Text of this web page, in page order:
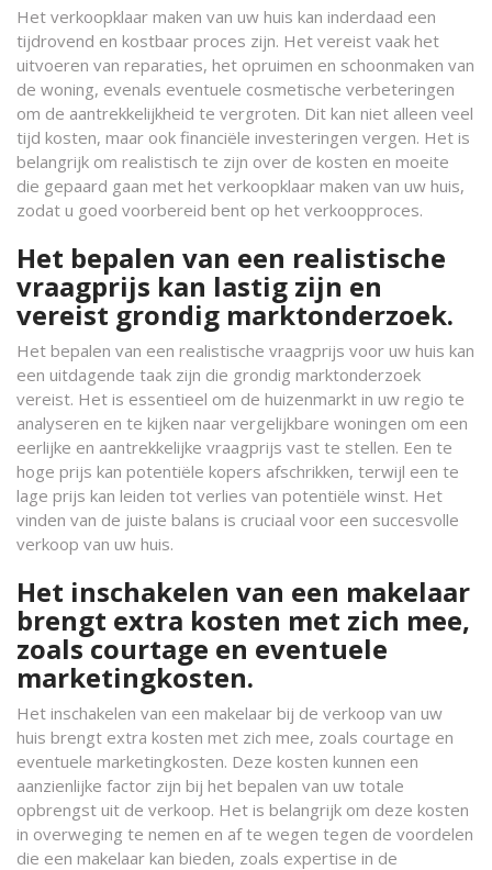
Het verkoopklaar maken van uw huis kan inderdaad een
tijdrovend en kostbaar proces zijn. Het vereist vaak het
uitvoeren van reparaties, het opruimen en schoonmaken van
de woning, evenals eventuele cosmetische verbeteringen
om de aantrekkelijkheid te vergroten. Dit kan niet alleen veel
tijd kosten, maar ook financiële investeringen vergen. Het is
belangrijk om realistisch te zijn over de kosten en moeite
die gepaard gaan met het verkoopklaar maken van uw huis,
zodat u goed voorbereid bent op het verkoopproces.
Het bepalen van een realistische
vraagprijs kan lastig zijn en
vereist grondig marktonderzoek.
Het bepalen van een realistische vraagprijs voor uw huis kan
een uitdagende taak zijn die grondig marktonderzoek
vereist. Het is essentieel om de huizenmarkt in uw regio te
analyseren en te kijken naar vergelijkbare woningen om een
eerlijke en aantrekkelijke vraagprijs vast te stellen. Een te
hoge prijs kan potentiële kopers afschrikken, terwijl een te
lage prijs kan leiden tot verlies van potentiële winst. Het
vinden van de juiste balans is cruciaal voor een succesvolle
verkoop van uw huis.
Het inschakelen van een makelaar
brengt extra kosten met zich mee,
zoals courtage en eventuele
marketingkosten.
Het inschakelen van een makelaar bij de verkoop van uw
huis brengt extra kosten met zich mee, zoals courtage en
eventuele marketingkosten. Deze kosten kunnen een
aanzienlijke factor zijn bij het bepalen van uw totale
opbrengst uit de verkoop. Het is belangrijk om deze kosten
in overweging te nemen en af te wegen tegen de voordelen
die een makelaar kan bieden, zoals expertise in de